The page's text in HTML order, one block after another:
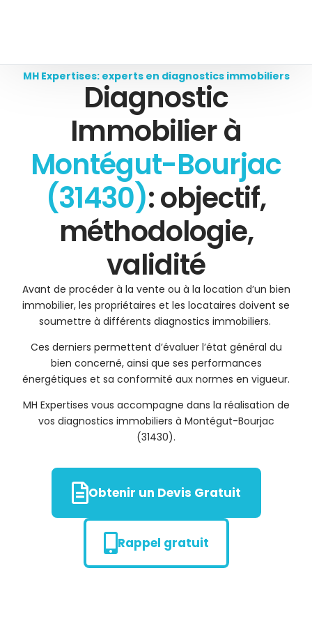
MH Expertises: experts en diagnostics immobiliers
Diagnostic
Immobilier à
Montégut-Bourjac
(31430): objectif,
méthodologie,
validité
Avant de procéder à la vente ou à la location d’un bien
immobilier, les propriétaires et les locataires doivent se
soumettre à différents diagnostics immobiliers.
Ces derniers permettent d’évaluer l’état général du
bien concerné, ainsi que ses performances
énergétiques et sa conformité aux normes en vigueur.
MH Expertises vous accompagne dans la réalisation de
vos diagnostics immobiliers à Montégut-Bourjac
(31430).
Obtenir un Devis Gratuit
Rappel gratuit